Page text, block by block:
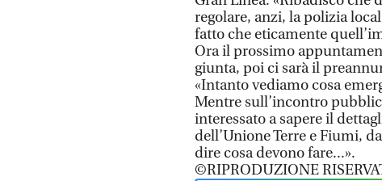
regolare, anzi, la polizia
fatto che eticamente
Ora il prossimo
giunta, poi ci sarà il
«Intanto vediamo cosa
Mentre sull’incontro
interessato a sapere il
dell’Unione Terre e Fiumi,
dire cosa devono fare...».
©RIPRODUZIONE